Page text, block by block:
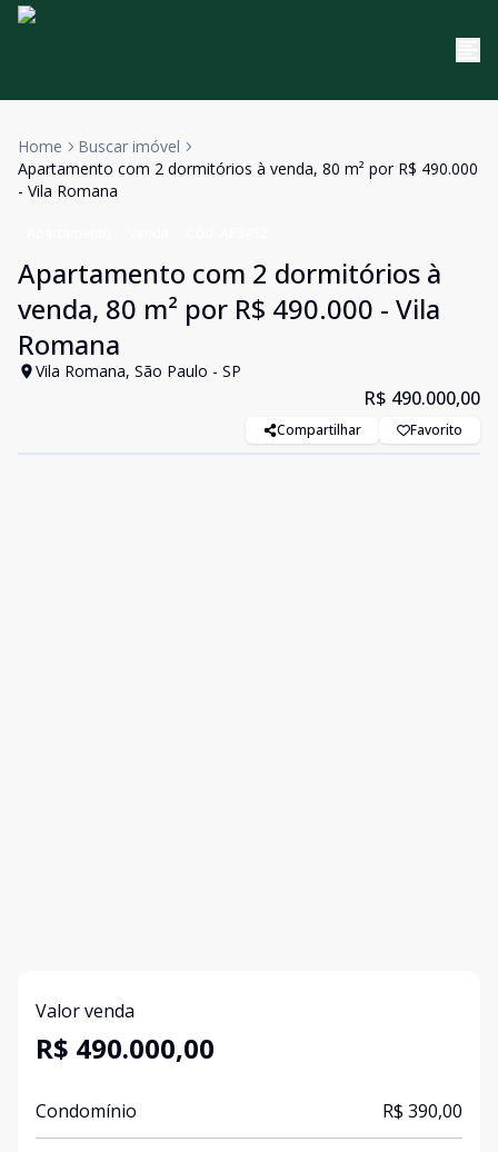
Home
Buscar imóvel
Apartamento com 2 dormitórios à venda, 80 m² por R$ 490.000
- Vila Romana
Apartamento com 2 dormitórios à
venda, 80 m² por R$ 490.000 - Vila
Romana
Vila Romana, São Paulo - SP
R$ 490.000,00
Compartilhar Favorito
Valor venda
R$ 490.000,00
Condomínio R$ 390,00